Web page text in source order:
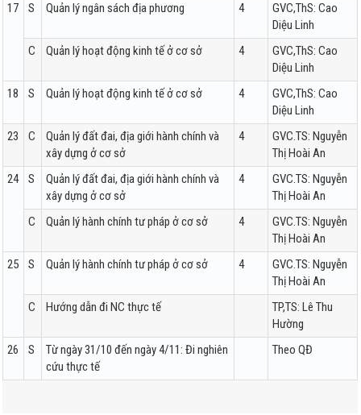
17
S Quản lý ngân sách địa phương 4
GVC,ThS: Cao
Diệu Linh
C
Quản lý hoạt động kinh tế ở cơ sở 4
GVC,ThS: Cao
Diệu Linh
18
S Quản lý hoạt động kinh tế ở cơ sở 4
GVC,ThS: Cao
Diệu Linh
23
C
Quản lý đất đai, địa giới hành chính và
xây dựng ở cơ sở
4
GVC.TS: Nguyễn
Thị Hoài An
24
S
Quản lý đất đai, địa giới hành chính và
xây dựng ở cơ sở
4
GVC.TS: Nguyễn
Thị Hoài An
C
Quản lý hành chính tư pháp ở cơ sở 4
GVC.TS: Nguyễn
Thị Hoài An
25
S Quản lý hành chính tư pháp ở cơ sở 4
GVC.TS: Nguyễn
Thị Hoài An
C
Hướng dẫn đi NC thực tế
TP,TS: Lê Thu
Hường
26
S
Từ ngày 31/10 đến ngày 4/11: Đi nghiên
cứu thực tế
Theo QĐ